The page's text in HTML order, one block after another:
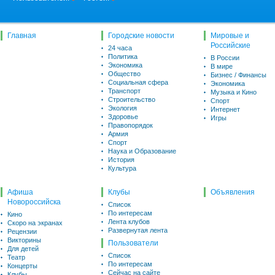
Главная Городские новости
24 часа
Политика
Экономика
Общество
Социальная сфера
Транспорт
Строительство
Экология
Здоровье
Правопорядок
Армия
Спорт
Наука и Образование
История
Культура
Мировые и
Российские
В России
В мире
Бизнес / Финансы
Экономика
Музыка и Кино
Спорт
Интернет
Игры
Афиша
Новороссийска
Кино
Скоро на экранах
Рецензии
Викторины
Для детей
Театр
Концерты
Клубы
Список
По интересам
Лента клубов
Развернутая лента
Пользователи
Список
По интересам
Сейчас на сайте
Объявления